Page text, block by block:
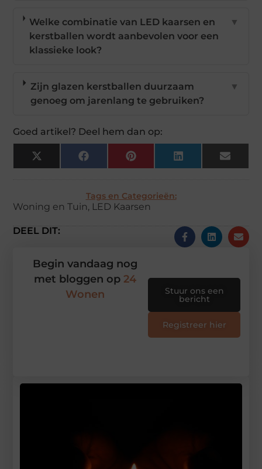
Welke combinatie van LED kaarsen en
kerstballen wordt aanbevolen voor een
klassieke look?
▼
Zijn glazen kerstballen duurzaam
genoeg om jarenlang te gebruiken?
▼
Goed artikel? Deel hem dan op:
X
(Twitter)
FacebookPinterestLinkedIn Email
Tags en Categorieën:
Woning en Tuin, LED Kaarsen
DEEL DIT:
Begin vandaag nog
met bloggen op 24
Wonen
Stuur ons een
bericht
Registreer hier